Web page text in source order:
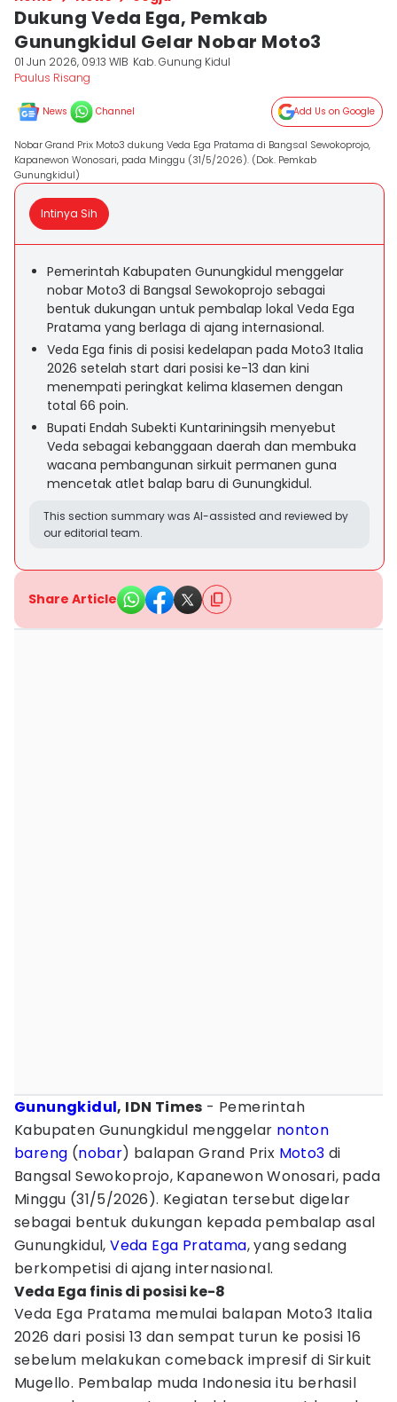
Dukung Veda Ega, Pemkab
Gunungkidul Gelar Nobar Moto3
01 Jun 2026, 09:13 WIB Kab. Gunung Kidul
Paulus Risang
News Channel Add Us on Google
Nobar Grand Prix Moto3 dukung Veda Ega Pratama di Bangsal Sewokoprojo,
Kapanewon Wonosari, pada Minggu (31/5/2026). (Dok. Pemkab
Gunungkidul)
Intinya Sih
Pemerintah Kabupaten Gunungkidul menggelar
nobar Moto3 di Bangsal Sewokoprojo sebagai
bentuk dukungan untuk pembalap lokal Veda Ega
Pratama yang berlaga di ajang internasional.
Veda Ega finis di posisi kedelapan pada Moto3 Italia
2026 setelah start dari posisi ke-13 dan kini
menempati peringkat kelima klasemen dengan
total 66 poin.
Bupati Endah Subekti Kuntariningsih menyebut
Veda sebagai kebanggaan daerah dan membuka
wacana pembangunan sirkuit permanen guna
mencetak atlet balap baru di Gunungkidul.
This section summary was AI-assisted and reviewed by
our editorial team.
Share Article
Gunungkidul, IDN Times - Pemerintah
Kabupaten Gunungkidul menggelar nonton
bareng (nobar) balapan Grand Prix Moto3 di
Bangsal Sewokoprojo, Kapanewon Wonosari, pada
Minggu (31/5/2026). Kegiatan tersebut digelar
sebagai bentuk dukungan kepada pembalap asal
Gunungkidul,Veda Ega Pratama, yang sedang
berkompetisi di ajang internasional.
Veda Ega finis di posisi ke-8
Veda Ega Pratama memulai balapan Moto3 Italia
2026 dari posisi 13 dan sempat turun ke posisi 16
sebelum melakukan comeback impresif di Sirkuit
Mugello. Pembalap muda Indonesia itu berhasil